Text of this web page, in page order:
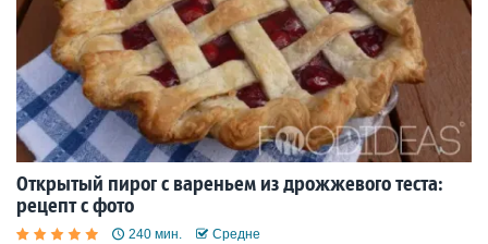
Открытый пирог с вареньем из дрожжевого теста:
рецепт с фото
240 мин. Средне